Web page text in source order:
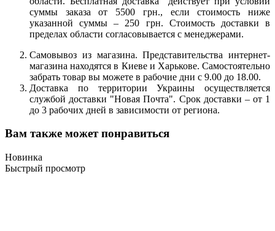
суммы заказа от 5500 грн., если стоимость ниже
указанной суммы – 250 грн. Стоимость доставки в
пределах области согласовывается с менеджерами.
Самовывоз из магазина. Представительства интернет-
магазина находятся в Киеве и Харькове. Самостоятельно
забрать товар вы можете в рабочие дни с 9.00 до 18.00.
Доставка по территории Украины осуществляется
службой доставки "Новая Почта". Срок доставки – от 1
до 3 рабочих дней в зависимости от региона.
Вам также может понравиться
Новинка
Быстрый просмотр